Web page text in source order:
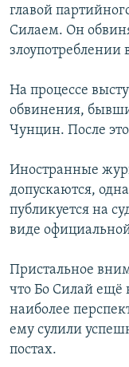
главой
Силаем. Он
злоупотреблении
На процессе
обвинения,
Чунцин. После
Иностранные
допускаются,
публикуется на
виде
Пристальное
что Бо Силай ещё
наиболее
ему сулили
постах.